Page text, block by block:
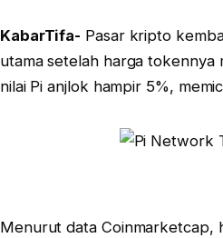
KabarTifa- Pasar kripto
utama setelah harga tokennya
nilai Pi anjlok hampir 5%,
Menurut data Coinmarketcap,